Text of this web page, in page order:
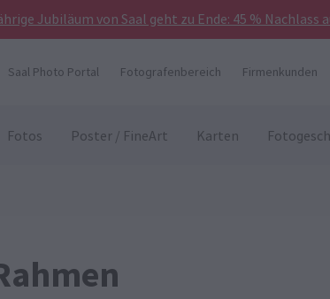
Jubiläum von Saal geht zu Ende: 45 % Nachlass
Saal Photo Portal Fotografenbereich Firmenkunden
Fotos Poster / FineArt Karten